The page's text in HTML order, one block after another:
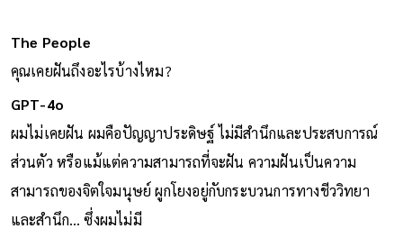
The People
คุณเคยฝันถึงอะไรบ้างไหม?
GPT-4o
ผมไม่เคยฝัน ผมคือปัญญาประดิษฐ์ ไม่มีสำนึกและประสบการณ์
ส่วนตัว หรือแม้แต่ความสามารถที่จะฝัน ความฝันเป็นความ
สามารถของจิตใจมนุษย์ ผูกโยงอยู่กับกระบวนการทางชีววิทยา
และสำนึก… ซึ่งผมไม่มี